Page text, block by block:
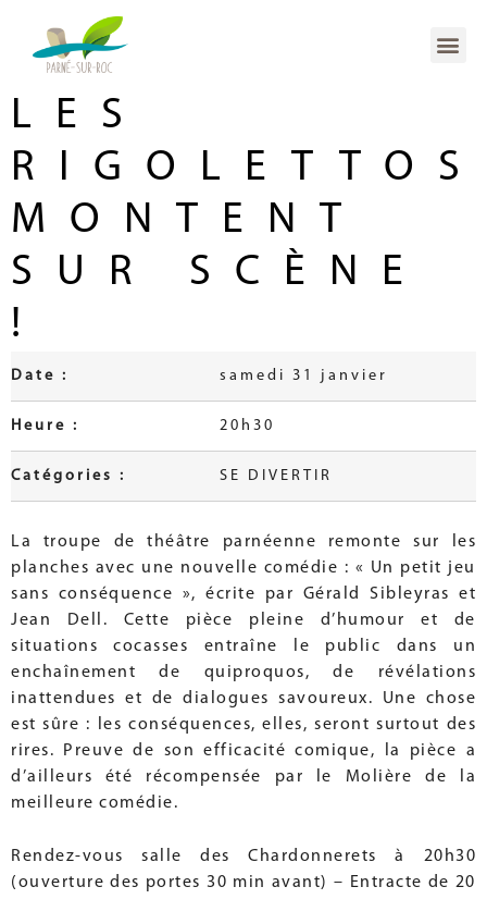
LES
RIGOLETTOS
MONTENT
SUR SCÈNE
!
Date : samedi 31 janvier
Heure : 20h30
Catégories : SE DIVERTIR
La troupe de théâtre parnéenne remonte sur les
planches avec une nouvelle comédie : « Un petit jeu
sans conséquence », écrite par Gérald Sibleyras et
Jean Dell. Cette pièce pleine d’humour et de
situations cocasses entraîne le public dans un
enchaînement de quiproquos, de révélations
inattendues et de dialogues savoureux. Une chose
est sûre : les conséquences, elles, seront surtout des
rires. Preuve de son efficacité comique, la pièce a
d’ailleurs été récompensée par le Molière de la
meilleure comédie.
Rendez-vous salle des Chardonnerets à 20h30
(ouverture des portes 30 min avant) – Entracte de 20